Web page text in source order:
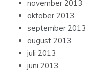
november 2013
oktober 2013
september 2013
august 2013
juli 2013
juni 2013